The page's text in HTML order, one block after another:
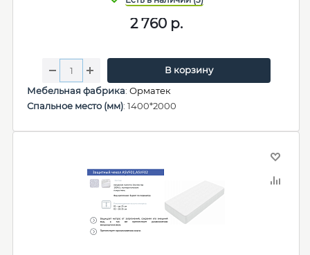
2 760 р.
В корзину
Мебельная фабрика: Орматек
Спальное место (мм): 1400*2000